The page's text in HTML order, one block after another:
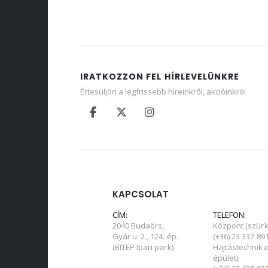
IRATKOZZON FEL HÍRLEVELÜNKRE
Értesüljön a legfrissebb híreinkről, akcióinkról
KAPCSOLAT
CÍM:
2040 Budaörs,
Gyár u. 2., 124. ép.
(BITEP Ipari park)
TELEFON:
Központ
(+36) 23 337 891
épület):